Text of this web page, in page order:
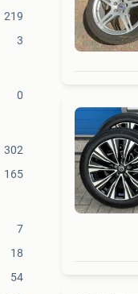
219
3
0
302
165
7
18
54